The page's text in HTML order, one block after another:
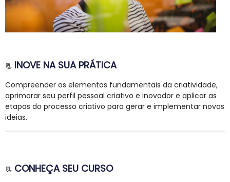
📃 INOVE NA SUA PRÁTICA
Compreender os elementos fundamentais da criatividade,
aprimorar seu perfil pessoal criativo e inovador e aplicar as
etapas do processo criativo para gerar e implementar novas
ideias.
📃 CONHEÇA SEU CURSO